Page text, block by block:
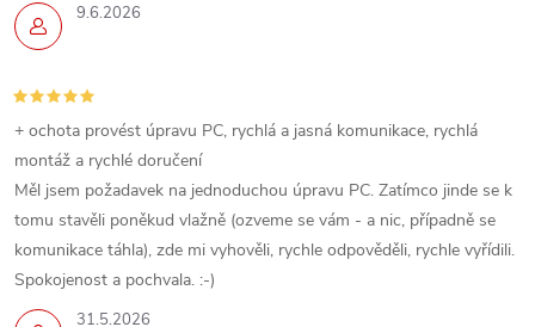
9.6.2026
31.5.2026
+ ochota provést úpravu PC, rychlá a jasná komunikace, rychlá
montáž a rychlé doručení
Měl jsem požadavek na jednoduchou úpravu PC. Zatímco jinde se k
tomu stavěli poněkud vlažně (ozveme se vám - a nic, případně se
komunikace táhla), zde mi vyhověli, rychle odpověděli, rychle vyřídili.
Spokojenost a pochvala. :-)